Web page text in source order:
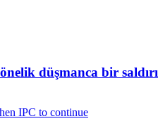
düşmanca bir